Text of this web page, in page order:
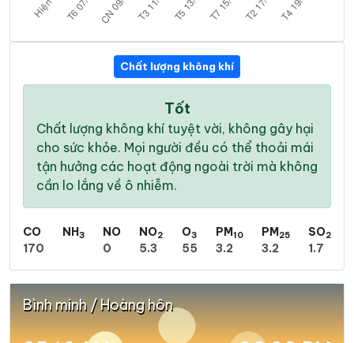
Chất lượng không khí
Tốt
Chất lượng không khí tuyệt vời, không gây hại
cho sức khỏe. Mọi người đều có thể thoải mái
tận hưởng các hoạt động ngoài trời mà không
cần lo lắng về ô nhiễm.
CO
170
NH3
NO
0
NO2
5.3
O3
55
PM10
3.2
PM25
3.2
SO2
1.7
Bình minh / Hoàng hôn